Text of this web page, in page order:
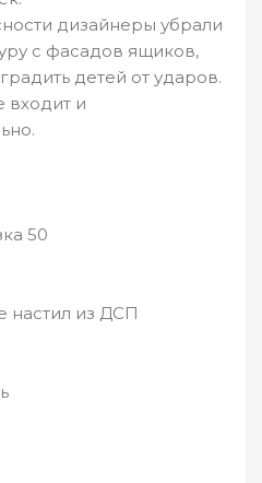
дизайнеры убрали
с фасадов ящиков,
детей от ударов.
входит и
50
настил из ДСП